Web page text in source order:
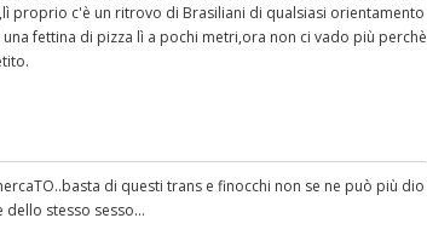
proprio c'è un ritrovo di Brasiliani di qualsiasi orientamento
fettina di pizza lì a pochi metri,ora non ci vado più perchè
di questi trans e finocchi non se ne può più dio
stesso sesso...